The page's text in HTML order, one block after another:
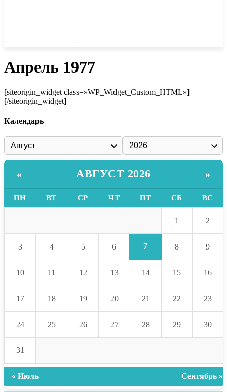
Апрель 1977
[siteorigin_widget class=»WP_Widget_Custom_HTML»]
[/siteorigin_widget]
Календарь
« АВГУСТ 2026 »
ПН ВТ СР ЧТ ПТ СБ ВС
1 2
3 4 5 6 7 8 9
10 11 12 13 14 15 16
17 18 19 20 21 22 23
24 25 26 27 28 29 30
31
« Июль Сентябрь »